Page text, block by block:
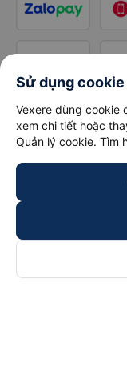
Sử dụng cookie
Vexere dùng cookie
xem chi tiết hoặc
Quản lý cookie. Tìm